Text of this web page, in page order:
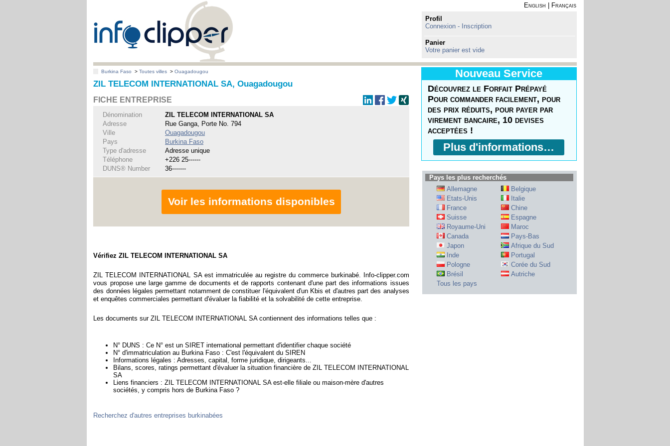
English
Français
Profil
Connexion - Inscription
Panier
Votre panier est vide
Burkina Faso >Toutes villes >Ouagadougou
ZIL TELECOM INTERNATIONAL SA, Ouagadougou
FICHE ENTREPRISE
Dénomination
ZIL TELECOM INTERNATIONAL SA
Adresse
Rue Ganga, Porte No. 794
Ville
Ouagadougou
Pays
Burkina Faso
Type d'adresse
Adresse unique
Téléphone
+226 25------
DUNS® Number
36-------
Voir les informations disponibles
Vérifiez ZIL TELECOM INTERNATIONAL SA
ZIL TELECOM INTERNATIONAL SA est immatriculée au registre du commerce burkinabé. Info-clipper.com
vous propose une large gamme de documents et de rapports contenant d'une part des informations issues
des données légales permettant notamment de constituer l'équivalent d'un Kbis et d'autres part des analyses
et enquêtes commerciales permettant d'évaluer la fiabilité et la solvabilité de cette entreprise.
Les documents sur ZIL TELECOM INTERNATIONAL SA contiennent des informations telles que :
N° DUNS : Ce N° est un SIRET international permettant d'identifier chaque société
N° d'immatriculation au Burkina Faso : C'est l'équivalent du SIREN
Informations légales : Adresses, capital, forme juridique, dirigeants...
Bilans, scores, ratings permettant d'évaluer la situation financière de ZIL TELECOM INTERNATIONAL
SA
Liens financiers : ZIL TELECOM INTERNATIONAL SA est-elle filiale ou maison-mère d'autres
sociétés, y compris hors de Burkina Faso ?
Recherchez d'autres entreprises burkinabées
Nouveau Service
Découvrez le Forfait Prépayé
Pour commander facilement, pour
des prix réduits, pour payer par
virement bancaire, 10 devises
acceptées !
Plus d'informations…
Pays les plus recherchés
Allemagne
Belgique
Etats-Unis
Italie
France
Chine
Suisse
Espagne
Royaume-Uni
Maroc
Canada
Pays-Bas
Japon
Afrique du Sud
Inde
Portugal
Pologne
Corée du Sud
Brésil
Autriche
Tous les pays